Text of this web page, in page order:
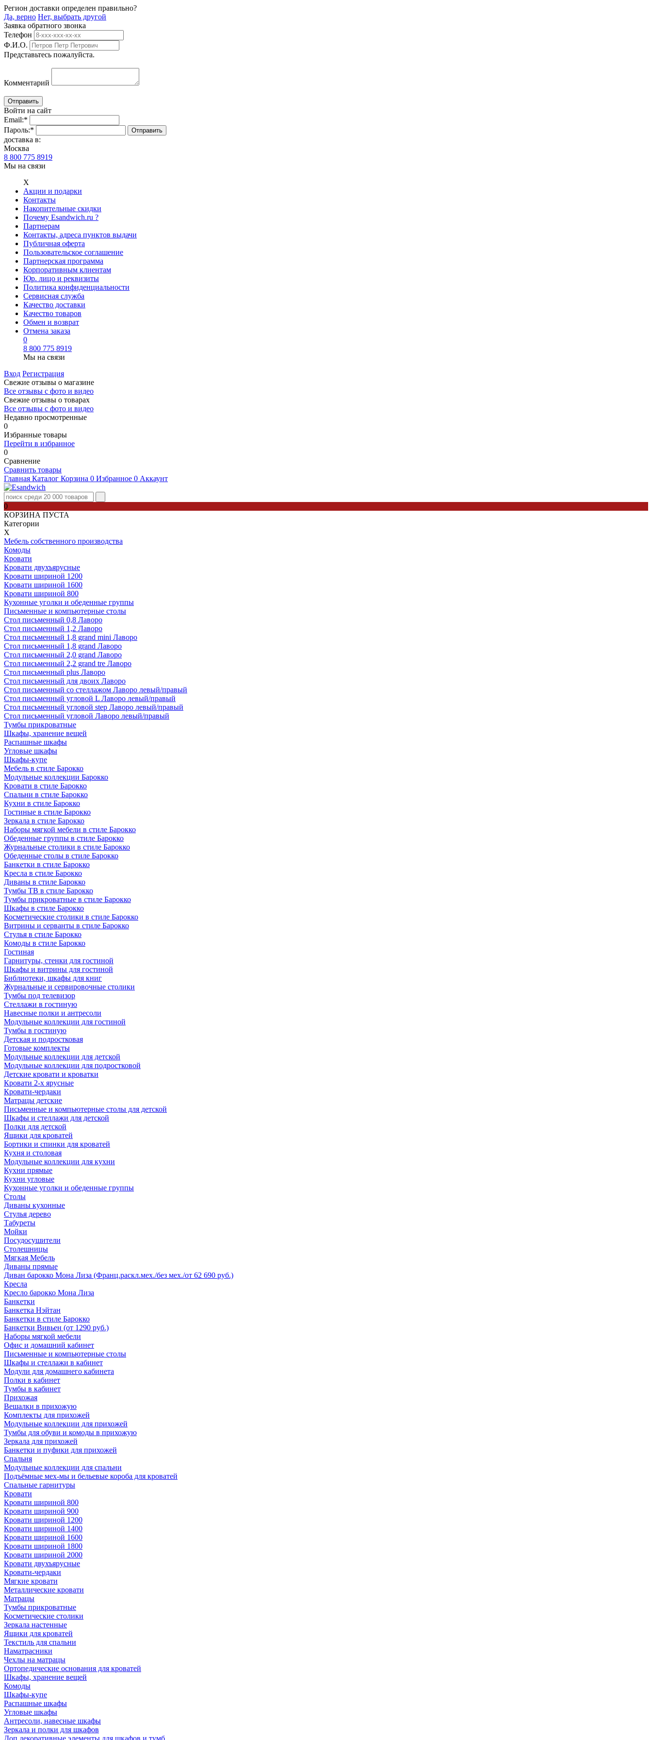
Регион доставки определен правильно?
Да, верно Нет, выбрать другой
Заявка обратного звонка
Телефон
Ф.И.О.
Представьтесь пожалуйста.
Комментарий
Войти на сайт
Email:*
Пароль:*
доставка в:
Москва
8 800 775 8919
Мы на связи
Х
Акции и подарки
Контакты
Накопительные скидки
Почему Esandwich.ru ?
Партнерам
Контакты, адреса пунктов выдачи
Публичная оферта
Пользовательское соглашение
Партнерская программа
Корпоративным клиентам
Юр. лицо и реквизиты
Политика конфиденциальности
Сервисная служба
Качество доставки
Качество товаров
Обмен и возврат
Отмена заказа
0
8 800 775 8919
Мы на связи
Вход Регистрация
Свежие отзывы о магазине
Все отзывы с фото и видео
Свежие отзывы о товарах
Все отзывы c фото и видео
Недавно просмотренные
0
Избранные товары
Перейти в избранное
0
Сравнение
Сравнить товары
Главная Каталог Корзина 0 Избранное 0 Аккаунт
0
КОРЗИНА ПУСТА
Категории
Х
Мебель собственного производства
Комоды
Кровати
Кровати двухъярусные
Кровати шириной 1200
Кровати шириной 1600
Кровати шириной 800
Кухонные уголки и обеденные группы
Письменные и компьютерные столы
Стол письменный 0,8 Лаворо
Стол письменный 1,2 Лаворо
Стол письменный 1,8 grand mini Лаворо
Стол письменный 1,8 grand Лаворо
Стол письменный 2,0 grand Лаворо
Стол письменный 2,2 grand tre Лаворо
Стол письменный plus Лаворо
Стол письменный для двоих Лаворо
Стол письменный со стеллажом Лаворо левый/правый
Стол письменный угловой L Лаворо левый/правый
Стол письменный угловой step Лаворо левый/правый
Стол письменный угловой Лаворо левый/правый
Тумбы прикроватные
Шкафы, хранение вещей
Распашные шкафы
Угловые шкафы
Шкафы-купе
Мебель в стиле Барокко
Модульные коллекции Барокко
Кровати в стиле Барокко
Спальни в стиле Барокко
Кухни в стиле Барокко
Гостиные в стиле Барокко
Зеркала в стиле Барокко
Наборы мягкой мебели в стиле Барокко
Обеденные группы в стиле Барокко
Журнальные столики в стиле Барокко
Обеденные столы в стиле Барокко
Банкетки в стиле Барокко
Кресла в стиле Барокко
Диваны в стиле Барокко
Тумбы ТВ в стиле Барокко
Тумбы прикроватные в стиле Барокко
Шкафы в стиле Барокко
Косметические столики в стиле Барокко
Витрины и серванты в стиле Барокко
Стулья в стиле Барокко
Комоды в стиле Барокко
Гостиная
Гарнитуры, стенки для гостиной
Шкафы и витрины для гостиной
Библиотеки, шкафы для книг
Журнальные и сервировочные столики
Тумбы под телевизор
Стеллажи в гостиную
Навесные полки и антресоли
Модульные коллекции для гостиной
Тумбы в гостиную
Детская и подростковая
Готовые комплекты
Модульные коллекции для детской
Модульные коллекции для подростковой
Детские кровати и кроватки
Кровати 2-х ярусные
Кровати-чердаки
Матрацы детские
Письменные и компьютерные столы для детской
Шкафы и стеллажи для детской
Полки для детской
Ящики для кроватей
Бортики и спинки для кроватей
Кухня и столовая
Модульные коллекции для кухни
Кухни прямые
Кухни угловые
Кухонные уголки и обеденные группы
Столы
Диваны кухонные
Стулья дерево
Табуреты
Мойки
Посудосушители
Столешницы
Мягкая Мебель
Диваны прямые
Диван барокко Мона Лиза (Франц.раскл.мех./без мех./от 62 690 руб.)
Кресла
Кресло барокко Мона Лиза
Банкетки
Банкетка Нэйтан
Банкетки в стиле Барокко
Банкетки Вивьен (от 1290 руб.)
Наборы мягкой мебели
Офис и домашний кабинет
Письменные и компьютерные столы
Шкафы и стеллажи в кабинет
Модули для домашнего кабинета
Полки в кабинет
Тумбы в кабинет
Прихожая
Вешалки в прихожую
Комплекты для прихожей
Модульные коллекции для прихожей
Тумбы для обуви и комоды в прихожую
Зеркала для прихожей
Банкетки и пуфики для прихожей
Спальня
Модульные коллекции для спальни
Подъёмные мех-мы и бельевые короба для кроватей
Спальные гарнитуры
Кровати
Кровати шириной 800
Кровати шириной 900
Кровати шириной 1200
Кровати шириной 1400
Кровати шириной 1600
Кровати шириной 1800
Кровати шириной 2000
Кровати двухъярусные
Кровати-чердаки
Мягкие кровати
Металлические кровати
Матрацы
Тумбы прикроватные
Косметические столики
Зеркала настенные
Ящики для кроватей
Текстиль для спальни
Наматрасники
Чехлы на матрацы
Ортопедические основания для кроватей
Шкафы, хранение вещей
Комоды
Шкафы-купе
Распашные шкафы
Угловые шкафы
Антресоли, навесные шкафы
Зеркала и полки для шкафов
Доп.декоративные элементы для шкафов и тумб